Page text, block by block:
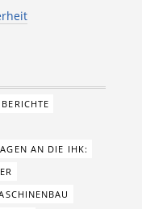
BERICHTE
AN DIE IHK: